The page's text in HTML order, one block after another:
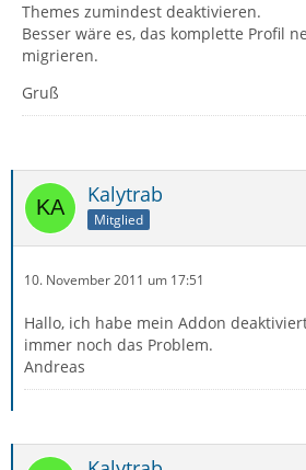
Themes zumindest deaktivieren.
Besser wäre es, das komplette Profil
migrieren.
Gruß
Kalytrab
Mitglied
10. November 2011 um 17:51
Hallo, ich habe mein Addon
immer noch das Problem.
Andreas